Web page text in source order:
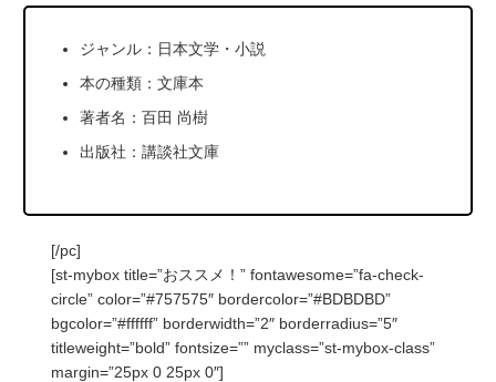
ジャンル：日本文学・小説
本の種類：文庫本
著者名：百田 尚樹
出版社：講談社文庫
[/pc]
[st-mybox title=”おススメ！” fontawesome=”fa-check-
circle” color=”#757575″ bordercolor=”#BDBDBD”
bgcolor=”#ffffff” borderwidth=”2″ borderradius=”5″
titleweight=”bold” fontsize=”” myclass=”st-mybox-class”
margin=”25px 0 25px 0″]